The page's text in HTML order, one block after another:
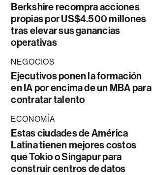
Berkshire recompra acciones
propias por US$4.500 millones
tras elevar sus ganancias
operativas
NEGOCIOS
Ejecutivos ponen la formación
en IA por encima de un MBA para
contratar talento
ECONOMÍA
Estas ciudades de América
Latina tienen mejores costos
que Tokio o Singapur para
construir centros de datos